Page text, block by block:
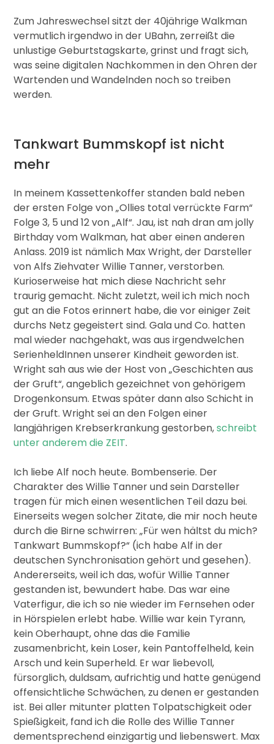
Zum Jahreswechsel sitzt der 40jährige Walkman
vermutlich irgendwo in der UBahn, zerreißt die
unlustige Geburtstagskarte, grinst und fragt sich,
was seine digitalen Nachkommen in den Ohren der
Wartenden und Wandelnden noch so treiben
werden.
Tankwart Bummskopf ist nicht
mehr
In meinem Kassettenkoffer standen bald neben
der ersten Folge von „Ollies total verrückte Farm“
Folge 3, 5 und 12 von „Alf“. Jau, ist nah dran am jolly
Birthday vom Walkman, hat aber einen anderen
Anlass. 2019 ist nämlich Max Wright, der Darsteller
von Alfs Ziehvater Willie Tanner, verstorben.
Kurioserweise hat mich diese Nachricht sehr
traurig gemacht. Nicht zuletzt, weil ich mich noch
gut an die Fotos erinnert habe, die vor einiger Zeit
durchs Netz gegeistert sind. Gala und Co. hatten
mal wieder nachgehakt, was aus irgendwelchen
SerienheldInnen unserer Kindheit geworden ist.
Wright sah aus wie der Host von „Geschichten aus
der Gruft“, angeblich gezeichnet von gehörigem
Drogenkonsum. Etwas später dann also Schicht in
der Gruft. Wright sei an den Folgen einer
langjährigen Krebserkrankung gestorben,schreibt
unter anderem die ZEIT.
Ich liebe Alf noch heute. Bombenserie. Der
Charakter des Willie Tanner und sein Darsteller
tragen für mich einen wesentlichen Teil dazu bei.
Einerseits wegen solcher Zitate, die mir noch heute
durch die Birne schwirren: „Für wen hältst du mich?
Tankwart Bummskopf?“ (ich habe Alf in der
deutschen Synchronisation gehört und gesehen).
Andererseits, weil ich das, wofür Willie Tanner
gestanden ist, bewundert habe. Das war eine
Vaterfigur, die ich so nie wieder im Fernsehen oder
in Hörspielen erlebt habe. Willie war kein Tyrann,
kein Oberhaupt, ohne das die Familie
zusamenbricht, kein Loser, kein Pantoffelheld, kein
Arsch und kein Superheld. Er war liebevoll,
fürsorglich, duldsam, aufrichtig und hatte genügend
offensichtliche Schwächen, zu denen er gestanden
ist. Bei aller mitunter platten Tolpatschigkeit oder
Spießigkeit, fand ich die Rolle des Willie Tanner
dementsprechend einzigartig und liebenswert. Max